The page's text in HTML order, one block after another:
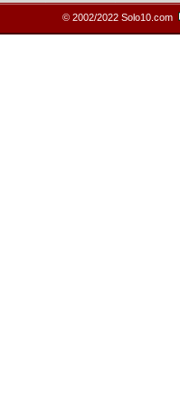
© 2002/2022 Solo10.com